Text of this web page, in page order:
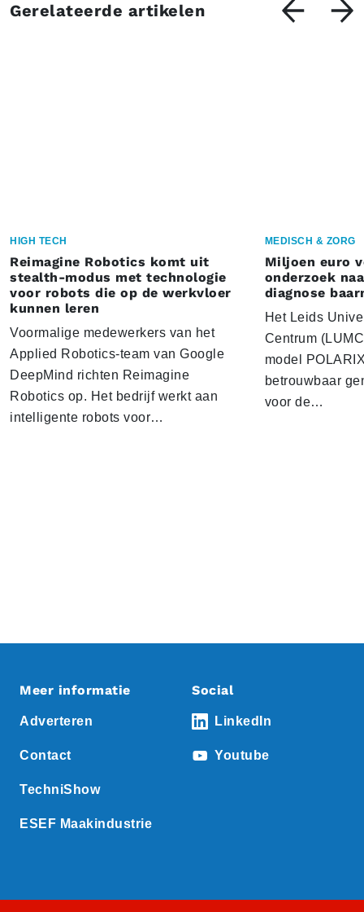
Gerelateerde artikelen
HIGH TECH
Reimagine Robotics komt uit
stealth-modus met technologie
voor robots die op de werkvloer
kunnen leren
Voormalige medewerkers van het
Applied Robotics-team van Google
DeepMind richten Reimagine
Robotics op. Het bedrijf werkt aan
intelligente robots voor…
MEDISCH & ZORG
Miljoen euro
onderzoek
diagnose
Het Leids
Centrum
model
betrouwbaar
voor de…
Meer informatie
Adverteren
Contact
TechniShow
ESEF Maakindustrie
Social
LinkedIn
Youtube